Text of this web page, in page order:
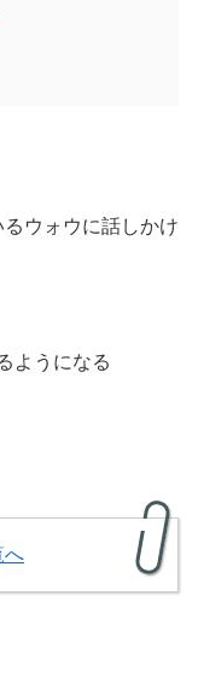
るウォウに話しかけ
ようになる
へ